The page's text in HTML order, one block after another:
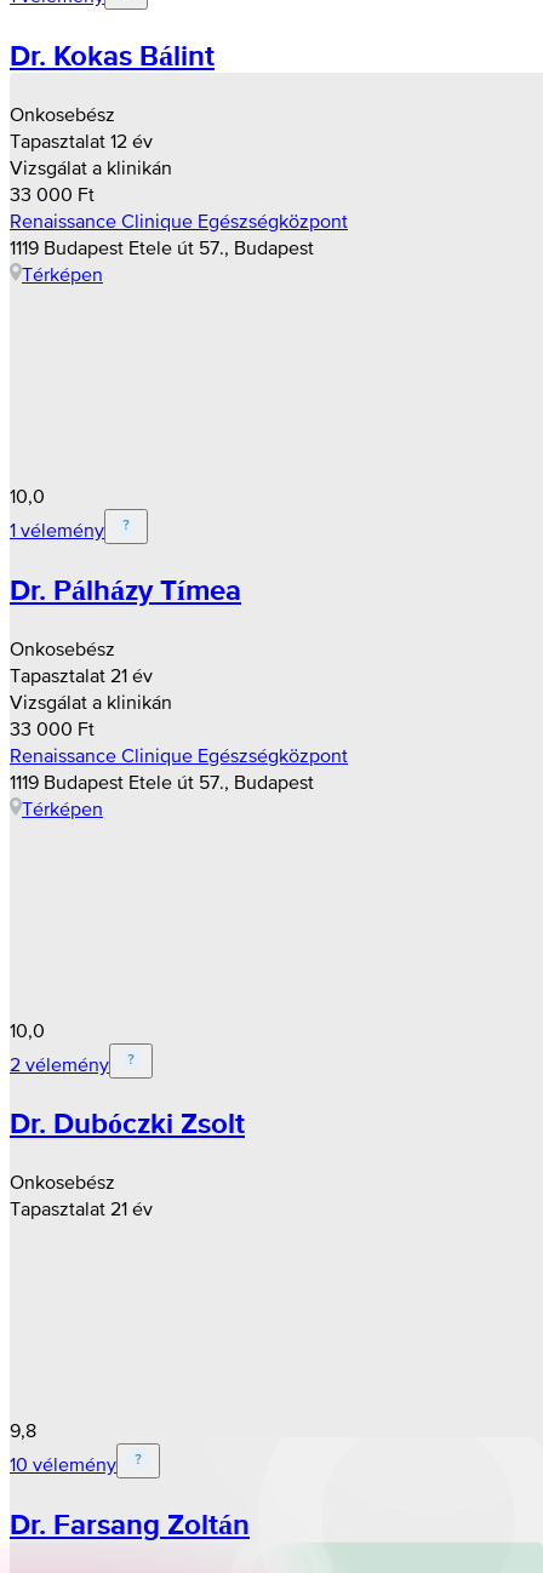
Dr. Kokas Bálint
Onkosebész
Tapasztalat 12 év
Vizsgálat a klinikán
33 000 Ft
Renaissance Clinique Egészségközpont
1119 Budapest Etele út 57., Budapest
Térképen
10,0
1 vélemény
Dr. Pálházy Tímea
Onkosebész
Tapasztalat 21 év
Vizsgálat a klinikán
33 000 Ft
Renaissance Clinique Egészségközpont
1119 Budapest Etele út 57., Budapest
Térképen
10,0
2 vélemény
Dr. Dubóczki Zsolt
Onkosebész
Tapasztalat 21 év
9,8
10 vélemény
Dr. Farsang Zoltán